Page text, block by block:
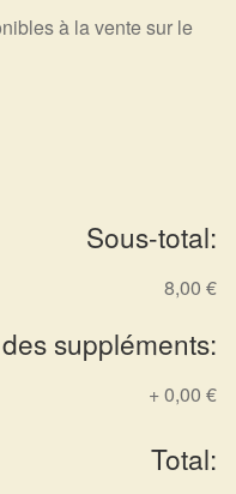
du monde invisible
à la vente sur le
Sous-total:
8,00 €
suppléments:
+0,00 €
Total: